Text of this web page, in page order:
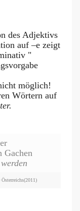
des Adjektivs
auf –e zeigt
"
möglich!
Wörtern auf
Gachen